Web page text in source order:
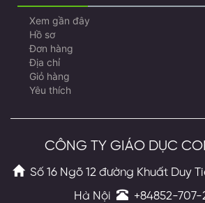
Xem gần đây
Hồ sơ
Đơn hàng
Địa chỉ
Giỏ hàng
Yêu thích
CÔNG TY GIÁO DỤC
Số 16 Ngõ 12 đường Khuất Duy
Hà Nội
+84852-707-